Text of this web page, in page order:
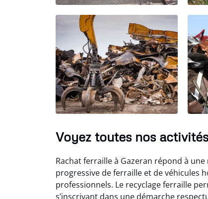
Voyez toutes nos
Rachat ferraille à Gazeran répond à
progressive de ferraille et de véhicules
professionnels. Le recyclage ferraille
s’inscrivant dans une démarche